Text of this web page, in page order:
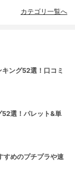
カテゴリ一覧へ
ング52選！口コミ
52選！パレット&単
すめのプチプラや速